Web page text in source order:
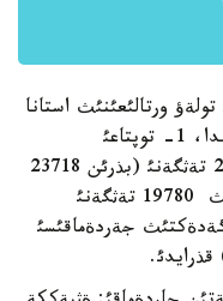
ورتالئعئنئث استانا
قالاسئ فيليالئنئث مالئمةتتةرئنة قاراعاندا، 1- توپتاعئ
مذگةدةكتئث جاردةماقئ كولةمئ 25378 تةثگةنئ (بذرئن 23718
تةثگة بولدئ)، 2- توپتاعئ مذگةدةكتئث 19780 تةثگةنئ
3- توپتاعئ مذگةدةكتئث جةردةماقئسئ